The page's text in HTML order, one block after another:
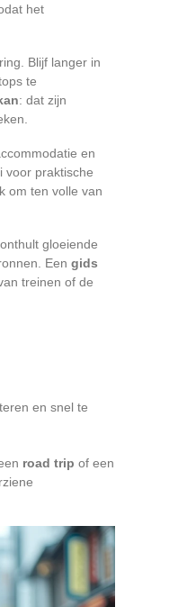
het
Blijf langer in
te
: dat zijn
en
voor praktische
om ten volle van
onthult gloeiende
Een gids
treinen of de
en snel te
road trip of een